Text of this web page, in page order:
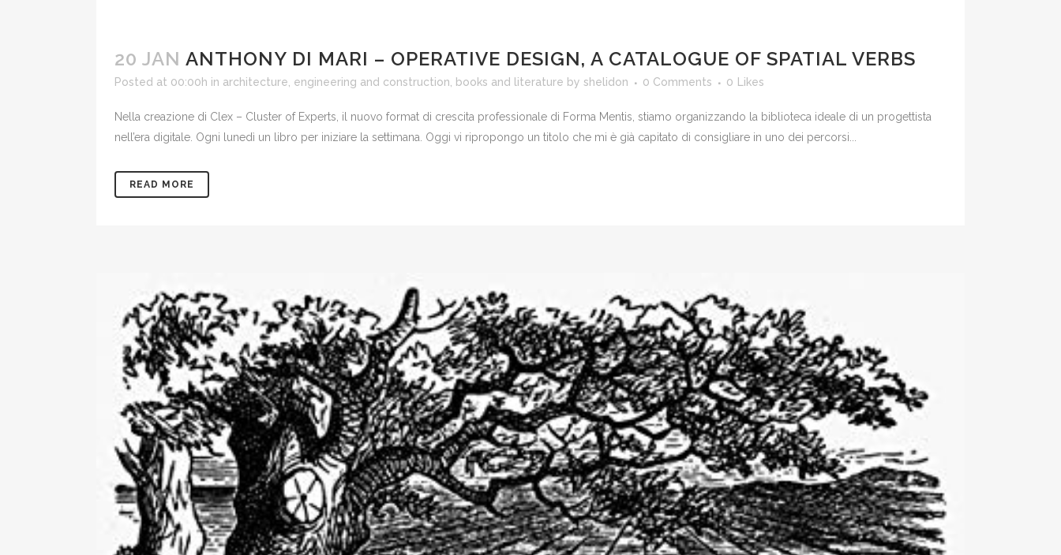
20 JAN ANTHONY DI MARI – OPERATIVE DESIGN, A CATALOGUE OF SPATIAL VERBS
Posted at 00:00h in architecture, engineering and construction books and literature by shelidon 0 Comments 0 Likes
Nella creazione di Clex – Cluster of Experts, il nuovo format di crescita professionale di Forma Mentis, stiamo organizzando la biblioteca ideale di un progettista
nell’era digitale. Ogni lunedì un libro per iniziare la settimana. Oggi vi ripropongo un titolo che mi è già capitato di consigliare in uno dei percorsi...
READ MORE